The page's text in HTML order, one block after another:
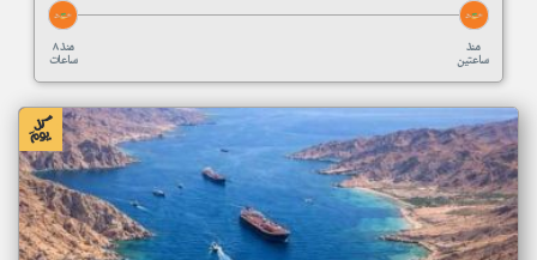
منذ ٨
ساعات
منذ
ساعتين